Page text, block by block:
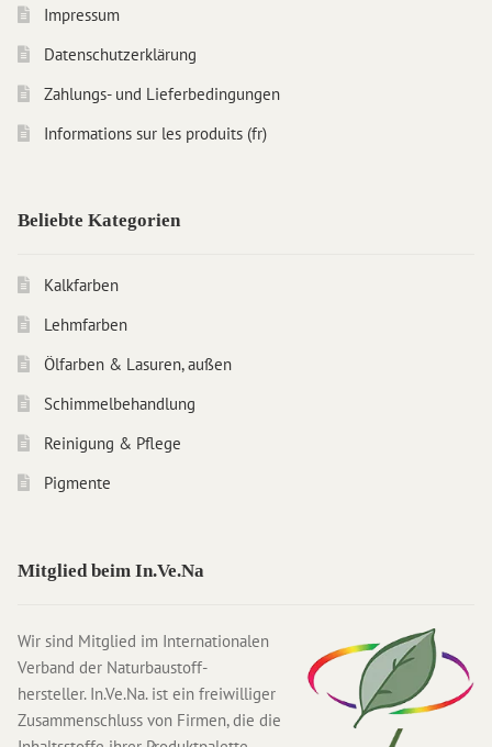
Impressum
Datenschutzerklärung
Zahlungs- und Lieferbedingungen
Informations sur les produits (fr)
Beliebte Kategorien
Kalkfarben
Lehmfarben
Ölfarben & Lasuren, außen
Schimmelbehandlung
Reinigung & Pflege
Pigmente
Mitglied beim In.Ve.Na
Wir sind Mitglied im Internationalen
Verband der Naturbaustoff-
hersteller. In.Ve.Na. ist ein freiwilliger
Zusammenschluss von Firmen, die die